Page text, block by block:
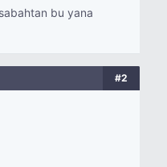
bu yana
#2